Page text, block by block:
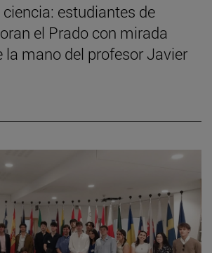
estudiantes de
el Prado con mirada
la mano del profesor Javier